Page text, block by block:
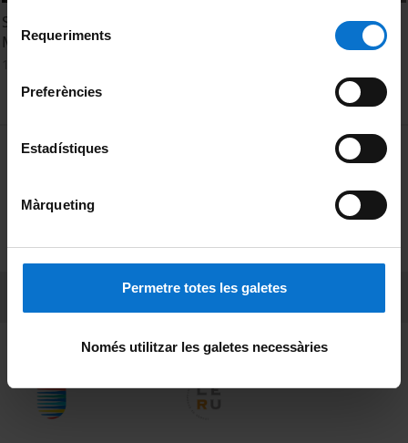
consultar laPolítica de galetes del lloc web de la
Selecció
de Requeriments
Preferències
Estadístiques
Màrqueting
Permetre totes les galetes
Només utilitzar les galetes necessàries
Seminari internacional de recerca "Cultura Escrita
Medieval Hispànica". Sessió de tarda (2a part)
MENÚ PEU 1
Privadesa i termes
Sobre UBtv
Fundadora de la Membre de la